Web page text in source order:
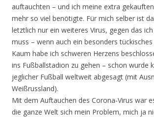
auftauchten – und ich meine extra
mehr so viel benötigte. Für mich selber ist
letztlich nur ein weiteres Virus, gegen das
muss – wenn auch ein besonders
Kaum habe ich schweren Herzens
ins Fußballstadion zu gehen – schon wurde
jeglicher Fußball weltweit abgesagt (mit
Weißrussland).
Mit dem Auftauchen des Corona-Virus war
die ganze Welt sich mein Problem, mich ja